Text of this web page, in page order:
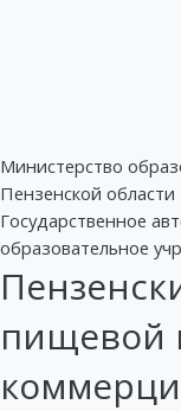
Министерство
Пензенской области
Государственное
образовательное
пищевой